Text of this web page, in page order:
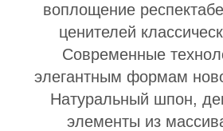
воплощение
ценителей
Современные
элегантным формам
Натуральный шпон,
элементы из